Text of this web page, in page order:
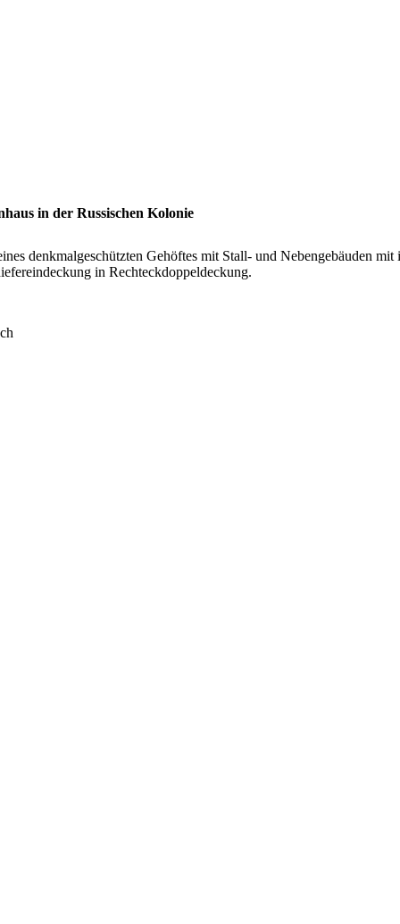
in der Russischen Kolonie
denkmalgeschützten Gehöftes mit Stall- und Nebengebäuden mit
in Rechteckdoppeldeckung.